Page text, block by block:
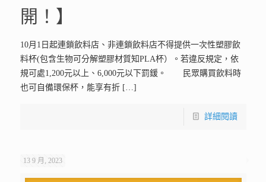
開！】
10月1日起連鎖飲料店、非連鎖飲料店不得提供一次性塑膠飲
料杯(包含生物可分解塑膠材質知PLA杯）。若違反規定，依
規可處1,200元以上、6,000元以下罰鍰。 民眾購買飲料時
也可自備環保杯，能享有折[…]
詳細閱讀
13 9 月, 2023